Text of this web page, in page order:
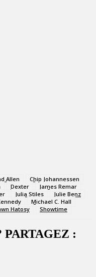
Allen
Chip Johannessen
Dexter
James Remar
Julia Stiles
Julie Benz
Michael C. Hall
Hatosy Showtime
PARTAGEZ :